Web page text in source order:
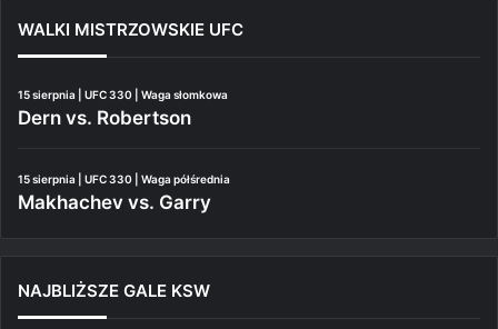
WALKI MISTRZOWSKIE UFC
15 sierpnia | UFC 330 | Waga słomkowa
Dern vs. Robertson
15 sierpnia | UFC 330 | Waga półśrednia
Makhachev vs. Garry
NAJBLIŻSZE GALE KSW